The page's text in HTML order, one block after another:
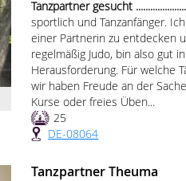
Tanzpartner gesucht
sportlich und Tanzanfänger.
einer Partnerin zu entdecken
regelmäßig Judo, bin also gut
Herausforderung. Für welche
wir haben Freude an der
Kurse oder freies Üben...
25
DE-08064
Tanzpartner Theuma